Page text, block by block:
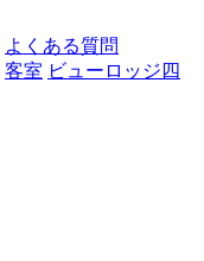
よくある質問
客室 ビューロッジ四